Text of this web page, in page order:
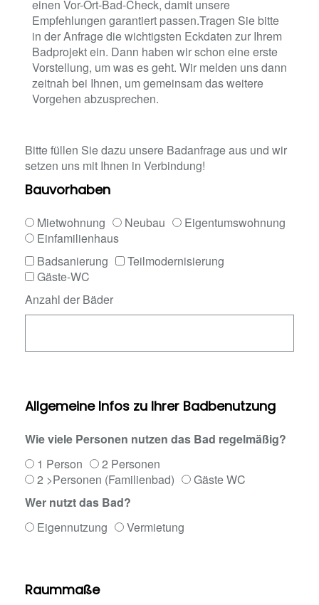
einen Vor-Ort-Bad-Check, damit unsere
Empfehlungen garantiert passen.Tragen Sie bitte
in der Anfrage die wichtigsten Eckdaten zur Ihrem
Badprojekt ein. Dann haben wir schon eine erste
Vorstellung, um was es geht. Wir melden uns dann
zeitnah bei Ihnen, um gemeinsam das weitere
Vorgehen abzusprechen.
Bitte füllen Sie dazu unsere Badanfrage aus und wir
setzen uns mit Ihnen in Verbindung!
Bauvorhaben
Mietwohnung Neubau
Eigentumswohnung
Einfamilienhaus
Badsanierung
Teilmodernisierung
Gäste-WC
Anzahl der Bäder
Allgemeine Infos zu Ihrer Badbenutzung
Wie viele Personen nutzen das Bad regelmäßig?
1 Person
2 Personen
2 >Personen (Familienbad)
Gäste WC
Wer nutzt das Bad?
Eigennutzung
Vermietung
Raummaße